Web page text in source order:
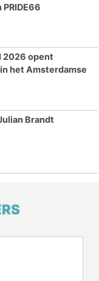
2026 opent
het Amsterdamse
Brandt